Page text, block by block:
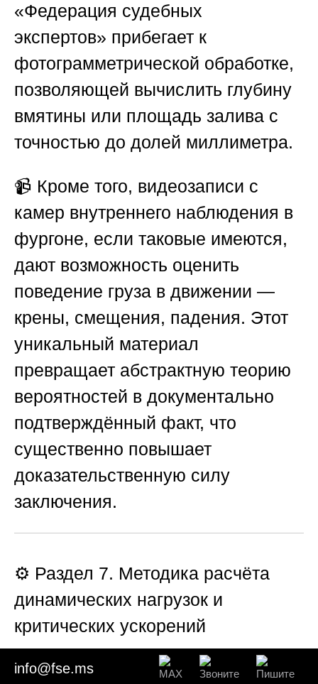
«Федерация судебных
экспертов» прибегает к
фотограмметрической обработке,
позволяющей вычислить глубину
вмятины или площадь залива с
точностью до долей миллиметра.
📹 Кроме того, видеозаписи с
камер внутреннего наблюдения в
фургоне, если таковые имеются,
дают возможность оценить
поведение груза в движении —
крены, смещения, падения. Этот
уникальный материал
превращает абстрактную теорию
вероятностей в документально
подтверждённый факт, что
существенно повышает
доказательственную силу
заключения.
⚙️ Раздел 7. Методика расчёта
динамических нагрузок и
критических ускорений
📐 Инженерный блок экспертизы
info@fse.ms